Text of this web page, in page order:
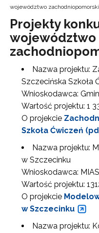
województwo
Projekty
województwo
Nazwa projektu:
Szczecińska Szkoła
Wnioskodawca:
Wartość projektu: 1
O projekcie
Szkoła Ćwiczeń
Nazwa projektu:
w Szczecinku
Wnioskodawca:
Wartość projektu:
O projekcie
w Szczecinku
Nazwa projektu: